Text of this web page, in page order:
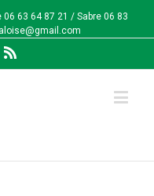
06 63 64 87 21 / Sabre 06 83